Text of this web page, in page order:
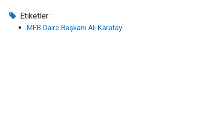
Etiketler :
MEB Daire Başkanı Ali Karatay